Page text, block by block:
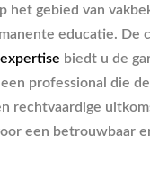
het gebied van
educatie. De
biedt u de
professional die
rechtvaardige
een betrouwbaar